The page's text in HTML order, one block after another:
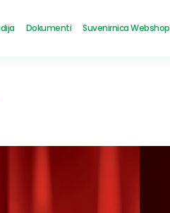
Dokumenti Suvenirnica Webshop